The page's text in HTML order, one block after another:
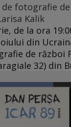
de fotografie
Kalik
de la ora
din
de război
32) din